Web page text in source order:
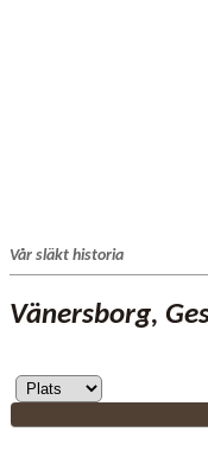
Vår släkt historia
Vänersborg,